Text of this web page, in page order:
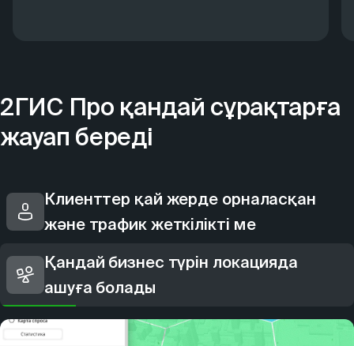
2ГИС Про қандай сұрақтарға
жауап береді
Клиенттер қай жерде орналасқан
және трафик жеткілікті ме
Қандай бизнес түрін локацияда
ашуға болады